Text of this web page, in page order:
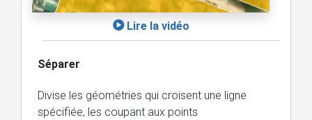
Lire la vidéo
Séparer
Divise les géométries qui croisent une ligne
spécifiée, les coupant aux points